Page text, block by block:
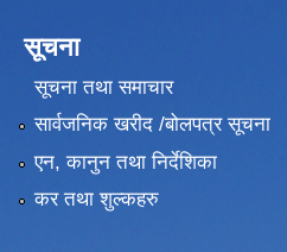
सूचना
सूचना तथा समाचार
सार्वजनिक खरीद /बोलपत्र सूचना
एन, कानुन तथा निर्देशिका
कर तथा शुल्कहरु